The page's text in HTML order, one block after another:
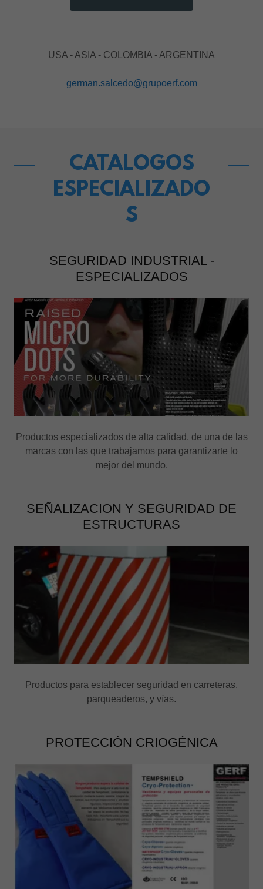
USA - ASIA - COLOMBIA - ARGENTINA
german.salcedo@grupoerf.com
CATALOGOS
ESPECIALIZADO
S
SEGURIDAD INDUSTRIAL -
ESPECIALIZADOS
Productos especializados de alta calidad, de una de las
marcas con las que trabajamos para garantizarte lo
mejor del mundo.
SEÑALIZACION Y SEGURIDAD DE
ESTRUCTURAS
Productos para establecer seguridad en carreteras,
parqueaderos, y vías.
PROTECCIÓN CRIOGÉNICA